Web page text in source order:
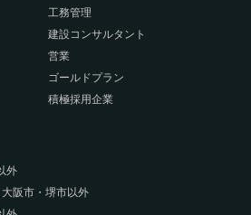
工務管理
建設コンサルタント
営業
ゴールドプラン
積極採用企業
外
大阪市・堺市以外